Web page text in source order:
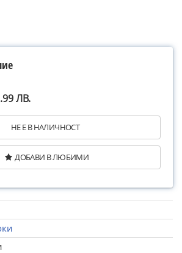
ЛВ.
НЕ Е В НАЛИЧНОСТ
ДОБАВИ В ЛЮБИМИ